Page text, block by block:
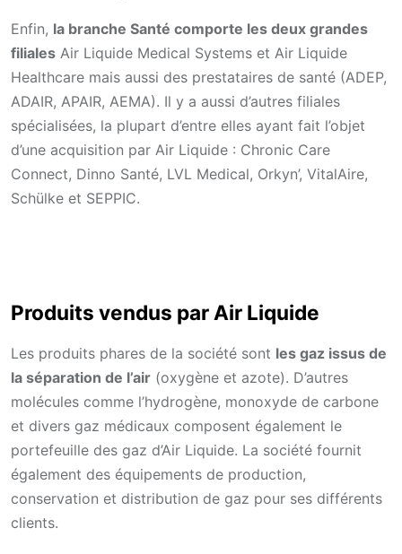
Enfin, la branche Santé comporte les deux grandes
filiales Air Liquide Medical Systems et Air Liquide
Healthcare mais aussi des prestataires de santé (ADEP,
ADAIR, APAIR, AEMA). Il y a aussi d’autres filiales
spécialisées, la plupart d’entre elles ayant fait l’objet
d’une acquisition par Air Liquide : Chronic Care
Connect, Dinno Santé, LVL Medical, Orkyn’, VitalAire,
Schülke et SEPPIC.
Produits vendus par Air Liquide
Les produits phares de la société sont les gaz issus de
la séparation de l’air (oxygène et azote). D’autres
molécules comme l’hydrogène, monoxyde de carbone
et divers gaz médicaux composent également le
portefeuille des gaz d’Air Liquide. La société fournit
également des équipements de production,
conservation et distribution de gaz pour ses différents
clients.